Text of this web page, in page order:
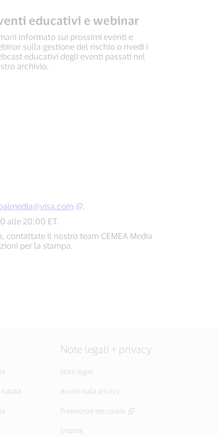
educativi e webinar
informato sui prossimi eventi e
sulla gestione del rischio o rivedi i
educativi degli eventi passati nel
archivio.
.
alle 20:00 ET.
contattate il nostro team CEMEA Media
per la stampa.
rubata
Note legali + privacy
Note legali
Avviso sulla privacy
Preferenze dei cookie
Imprint